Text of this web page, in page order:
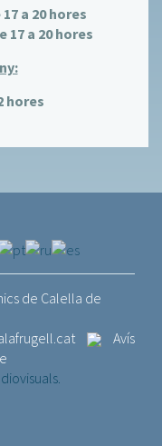
a 20 hores
17 a 20 hores
hores
de Calella de
Avís